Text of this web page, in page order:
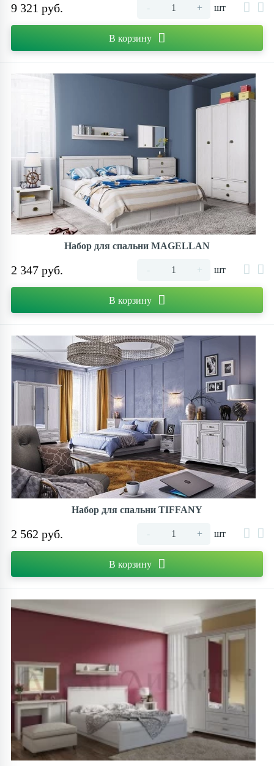
9 321 руб. - + шт
В корзину
Набор для спальни MAGELLAN
2 347 руб. - + шт
В корзину
Набор для спальни TIFFANY
2 562 руб. - + шт
В корзину